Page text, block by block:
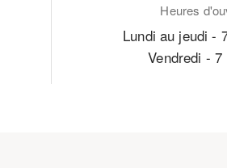
Heures
Lundi au jeudi -
Vendredi - 7